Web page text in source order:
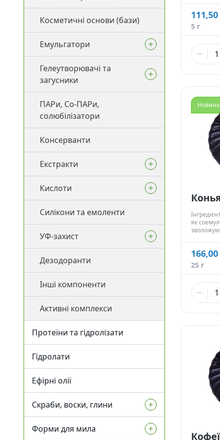
види)
Косметичні основи (бази)
Емульгатори
Ламелярні емульгатори
Прямі емульгатори
Зворотні емульгатори
Со-Емульгатори
Гелеутворювачі та
загусники
Воски та загусники для олій
Загущувачі для ПАР
Гелеутворювачі
ПАРи, Со-ПАРи,
солюбілізатори
Консерванти
Екстракти
Рідкі екстракти (ВСГ)
Масляні екстракти
СО2 екстракти
Кислоти
Пілінги
Регулятори кислотності
Силікони та емоленти
УФ-захист
УФ-фільтри
Для засмаги
Після засмаги
Дезодоранти
Інші компоненти
Активні комплекси
Протеїни та гідролізати
Гідролати
Ефірні олії
Скраби, воски, глини
Глини та пудри
Форми для мила
5 г
5 г
25 г
як
25 г
25 г
100 г
3
-